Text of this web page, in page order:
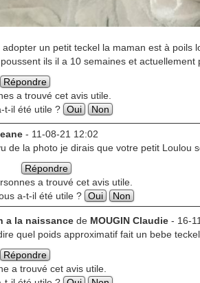
adopter un petit teckel la maman est à
ils il a 10 semaines et actuellement
Répondre
a trouvé cet avis utile.
t-il été utile ? Oui Non
- 11-08-21 12:02
de la photo je dirais que votre petit Loulou
Répondre
a trouvé cet avis utile.
a-t-il été utile ? Oui Non
a la naissancede MOUGIN Claudie- 16-
quel poids approximatif fait un bebe
Répondre
a trouvé cet avis utile.